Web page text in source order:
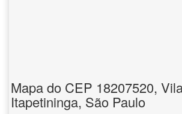
Mapa do CEP 18207520,
Itapetininga, São Paulo